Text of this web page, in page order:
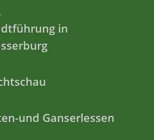
in
und Ganserlessen